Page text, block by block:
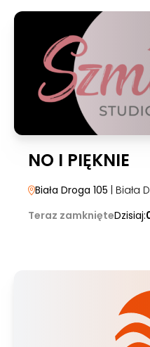
NO I PIĘKNIE
Biała Droga 105 | Biała
Teraz zamknięteDzisiaj: